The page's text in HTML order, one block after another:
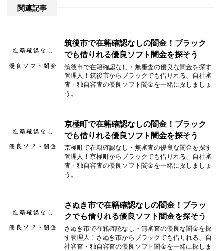
関連記事
筑後市で在籍確認なしの闇金！ブラック
でも借りれる優良ソフト闇金を探そう
筑後市で在籍確認なし・無審査の優良な闇金を探す
管理人！筑後市からブラックでも借りれる、自社審
査・独自審査の優良ソフト闇金を一緒に探しましょ
う。
京極町で在籍確認なしの闇金！ブラック
でも借りれる優良ソフト闇金を探そう
京極町で在籍確認なし・無審査の優良な闇金を探す
管理人！京極町からブラックでも借りれる、自社審
査・独自審査の優良ソフト闇金を一緒に探しましょ
う。
さぬき市で在籍確認なしの闇金！ブラッ
クでも借りれる優良ソフト闇金を探そう
さぬき市で在籍確認なし・無審査の優良な闇金を探
す管理人！さぬき市からブラックでも借りれる、自
社審査・独自審査の優良ソフト闇金を一緒に探しま